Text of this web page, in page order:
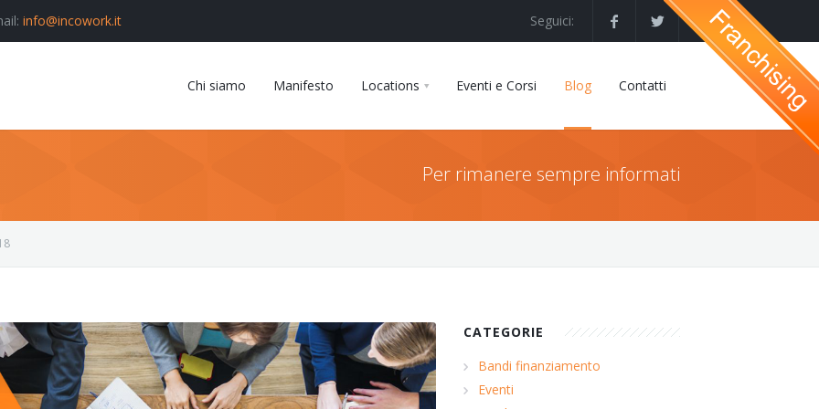
info@incowork.it Seguici:
Chi siamo Manifesto Locations Eventi e Corsi Blog Contatti
Per rimanere sempre informati
CATEGORIE
Bandi finanziamento
Eventi